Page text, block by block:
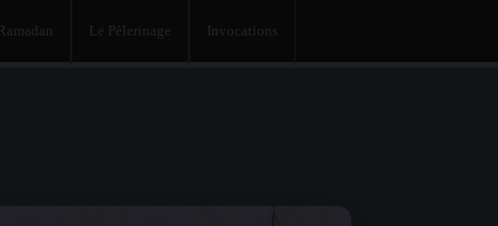
Le Pèlerinage Invocations